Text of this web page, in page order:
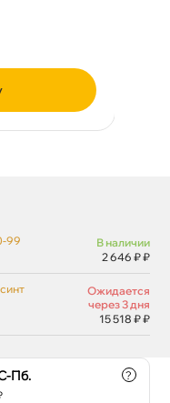
Пб. ?
99
наличии
2 646 ₽ ₽
Ожидается
через 3 дня
15 518 ₽ ₽